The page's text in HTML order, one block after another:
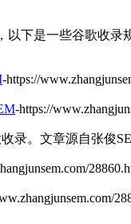
下是一些谷歌收录
-https://
-https://
录。 文章源自张俊